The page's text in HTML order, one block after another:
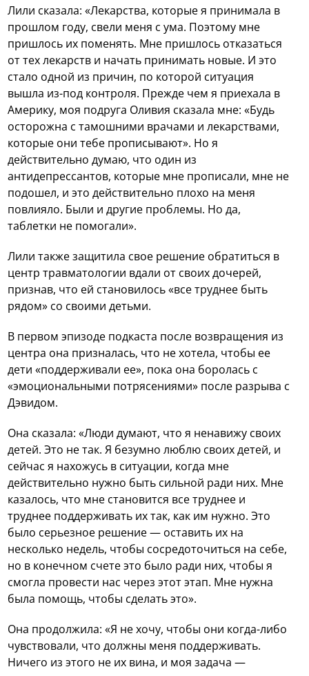
Лили сказала: «Лекарства, которые я принимала в
прошлом году, свели меня с ума. Поэтому мне
пришлось их поменять. Мне пришлось отказаться
от тех лекарств и начать принимать новые. И это
стало одной из причин, по которой ситуация
вышла из-под контроля. Прежде чем я приехала в
Америку, моя подруга Оливия сказала мне: «Будь
осторожна с тамошними врачами и лекарствами,
которые они тебе прописывают». Но я
действительно думаю, что один из
антидепрессантов, которые мне прописали, мне не
подошел, и это действительно плохо на меня
повлияло. Были и другие проблемы. Но да,
таблетки не помогали».
Лили также защитила свое решение обратиться в
центр травматологии вдали от своих дочерей,
признав, что ей становилось «все труднее быть
рядом» со своими детьми.
В первом эпизоде подкаста после возвращения из
центра она призналась, что не хотела, чтобы ее
дети «поддерживали ее», пока она боролась с
«эмоциональными потрясениями» после разрыва с
Дэвидом.
Она сказала: «Люди думают, что я ненавижу своих
детей. Это не так. Я безумно люблю своих детей, и
сейчас я нахожусь в ситуации, когда мне
действительно нужно быть сильной ради них. Мне
казалось, что мне становится все труднее и
труднее поддерживать их так, как им нужно. Это
было серьезное решение — оставить их на
несколько недель, чтобы сосредоточиться на себе,
но в конечном счете это было ради них, чтобы я
смогла провести нас через этот этап. Мне нужна
была помощь, чтобы сделать это».
Она продолжила: «Я не хочу, чтобы они когда-либо
чувствовали, что должны меня поддерживать.
Ничего из этого не их вина, и моя задача —